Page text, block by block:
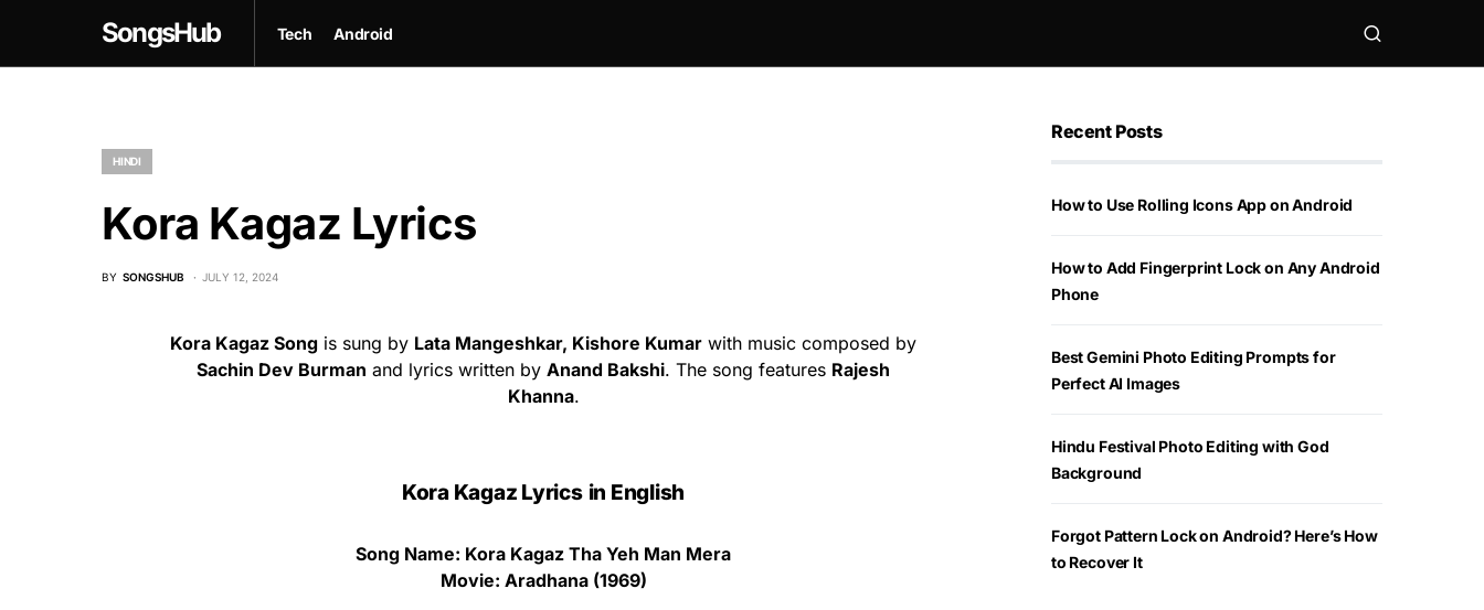
SongsHub Tech Android
HINDI
Kora Kagaz Lyrics
BY SONGSHUB JULY 12, 2024
Kora Kagaz Song is sung by Lata Mangeshkar, Kishore Kumar with music composed by
Sachin Dev Burman and lyrics written by Anand Bakshi. The song features Rajesh
Khanna.
Kora Kagaz Lyrics in English
Song Name: Kora Kagaz Tha Yeh Man Mera
Movie: Aradhana (1969)
Recent Posts
How to Use Rolling Icons App on Android
How to Add Fingerprint Lock on Any Android
Phone
Best Gemini Photo Editing Prompts for
Perfect AI Images
Hindu Festival Photo Editing with God
Background
Forgot Pattern Lock on Android? Here’s How
to Recover It